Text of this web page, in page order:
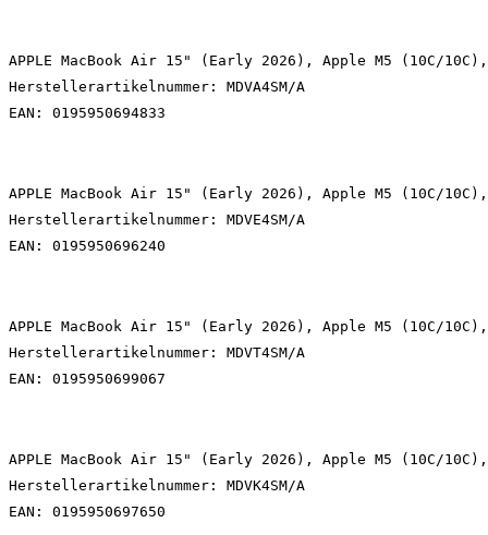
APPLE MacBook Air 15" (Early 2026), Apple M5 (10C/
Herstellerartikelnummer: MDVA4SM/A
EAN: 0195950694833
APPLE MacBook Air 15" (Early 2026), Apple M5 (10C/
Herstellerartikelnummer: MDVE4SM/A
EAN: 0195950696240
APPLE MacBook Air 15" (Early 2026), Apple M5 (10C/
Herstellerartikelnummer: MDVT4SM/A
EAN: 0195950699067
APPLE MacBook Air 15" (Early 2026), Apple M5 (10C/
Herstellerartikelnummer: MDVK4SM/A
EAN: 0195950697650